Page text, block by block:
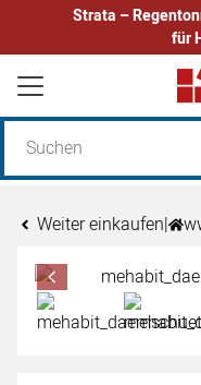
Strata –
für
Zum Hauptinhalt
Weiter einkaufen|
Zur Kaufbox